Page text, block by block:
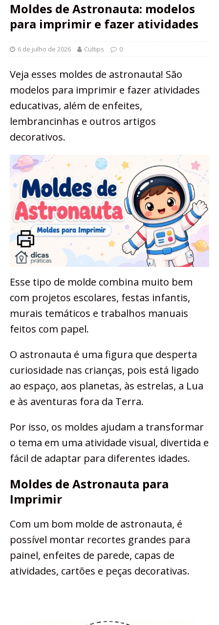
Moldes de Astronauta: modelos
para imprimir e fazer atividades
6 de julho de 2026 Cultips 0
Veja esses moldes de astronauta! São
modelos para imprimir e fazer atividades
educativas, além de enfeites,
lembrancinhas e outros artigos
decorativos.
Esse tipo de molde combina muito bem
com projetos escolares, festas infantis,
murais temáticos e trabalhos manuais
feitos com papel.
O astronauta é uma figura que desperta
curiosidade nas crianças, pois está ligado
ao espaço, aos planetas, às estrelas, a Lua
e às aventuras fora da Terra.
Por isso, os moldes ajudam a transformar
o tema em uma atividade visual, divertida e
fácil de adaptar para diferentes idades.
Moldes de Astronauta para
Imprimir
Com um bom molde de astronauta, é
possível montar recortes grandes para
painel, enfeites de parede, capas de
atividades, cartões e peças decorativas.